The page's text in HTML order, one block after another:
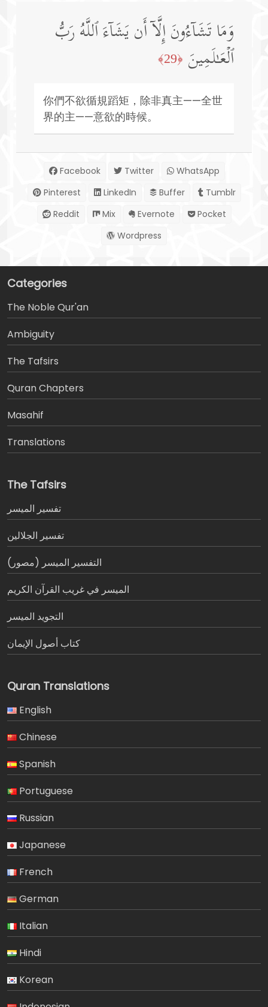
وَمَا تَشَاۤءُونَ إِلَّاۤ أَن یَشَاۤءَ ٱللَّهُ رَبُّ
ٱلۡعَـٰلَمِینَ ﴿29﴾
你們不欲循規蹈矩，除非真主——全世
界的主——意欲的時候。
Facebook Twitter
WhatsApp
Pinterest
LinkedIn Buffer
Tumblr
Reddit
Mix Evernote
Pocket
Wordpress
Categories
The Noble Qur'an
Ambiguity
The Tafsirs
َQuran Chapters
Masahif
Translations
The Tafsirs
تفسير المیسر
تفسير الجلالين
التفسير الميسر (مصور)
الميسر في غريب القرآن الكريم
التجويد الميسر
كتاب أصول الإيمان
Quran Translations
English
Chinese
Spanish
Portuguese
Russian
Japanese
French
German
Italian
Hindi
Korean